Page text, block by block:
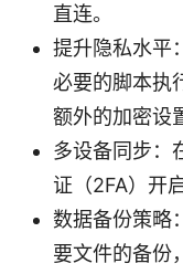
直连。
提升隐私水平
必要的脚本执
额外的加密设
多设备同步：
证（2FA）开
数据备份策略
要文件的备份